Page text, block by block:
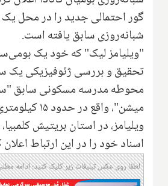
گور احتمالی جدید را در محل
‌شبانه‌روزی‌ سابق یافته است.
"ویلیامز لیک" که خود یک
تحقیق و بررسی ژئوفیزیکی یک
محوطه مدرسه مسکونی سابق
میشن"، واقع در
ویلیامز، در استان بریتیش
اسناد خود را در این ارتباط
لطفا روی عکس تبلیغات زیر کلیک کنید؛ ادامه